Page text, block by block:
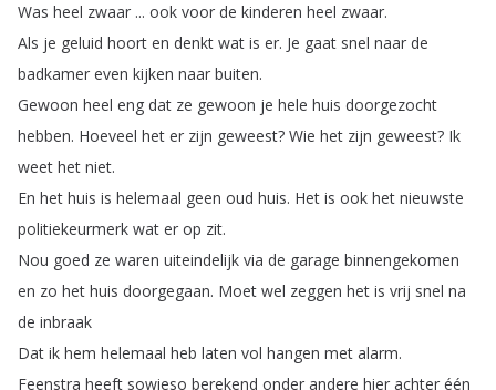
Was heel zwaar ... ook voor de kinderen heel zwaar.
Als je geluid hoort en denkt wat is er. Je gaat snel naar de
badkamer even kijken naar buiten.
Gewoon heel eng dat ze gewoon je hele huis doorgezocht
hebben. Hoeveel het er zijn geweest? Wie het zijn geweest? Ik
weet het niet.
En het huis is helemaal geen oud huis. Het is ook het nieuwste
politiekeurmerk wat er op zit.
Nou goed ze waren uiteindelijk via de garage binnengekomen
en zo het huis doorgegaan. Moet wel zeggen het is vrij snel na
de inbraak
Dat ik hem helemaal heb laten vol hangen met alarm.
Feenstra heeft sowieso berekend onder andere hier achter één